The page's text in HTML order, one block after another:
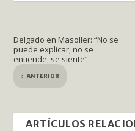
Delgado en Masoller: “No se
puede explicar, no se
entiende, se siente”
ANTERIOR
ARTÍCULOS